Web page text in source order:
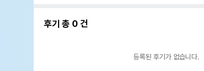
후기 총 0 건
등록된 후기가 없습니다.